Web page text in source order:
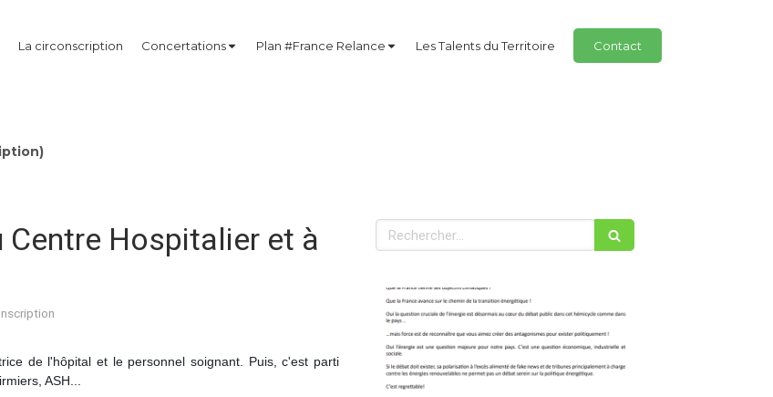
La circonscription Concertations Plan #France Relance Les Talents du Territoire Contact
Hospitalier et à
de l'hôpital et le personnel soignant. Puis, c'est parti
ASH...
Rechercher